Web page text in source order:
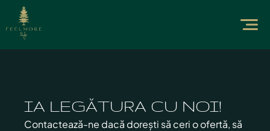
IA LEGĂTURA CU NOI!
Contactează-ne dacă dorești să ceri o ofertă, să